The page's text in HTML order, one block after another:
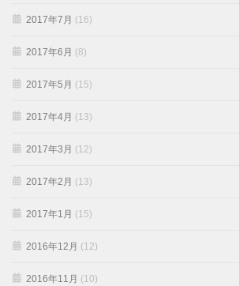
2017年7月 (16)
2017年6月 (8)
2017年5月 (15)
2017年4月 (13)
2017年3月 (12)
2017年2月 (13)
2017年1月 (15)
2016年12月 (12)
2016年11月 (10)